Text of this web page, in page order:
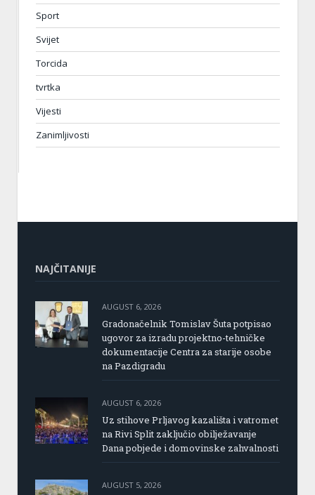
Sport
Svijet
Torcida
tvrtka
Vijesti
Zanimljivosti
NAJČITANIJE
AUGUST 6, 2026
Gradonačelnik Tomislav Šuta potpisao
ugovor za izradu projektno-tehničke
dokumentacije Centra za starije osobe
na Pazdigradu
AUGUST 6, 2026
Uz stihove Prljavog kazališta i vatromet
na Rivi Split zaključio obilježavanje
Dana pobjede i domovinske zahvalnosti
AUGUST 5, 2026